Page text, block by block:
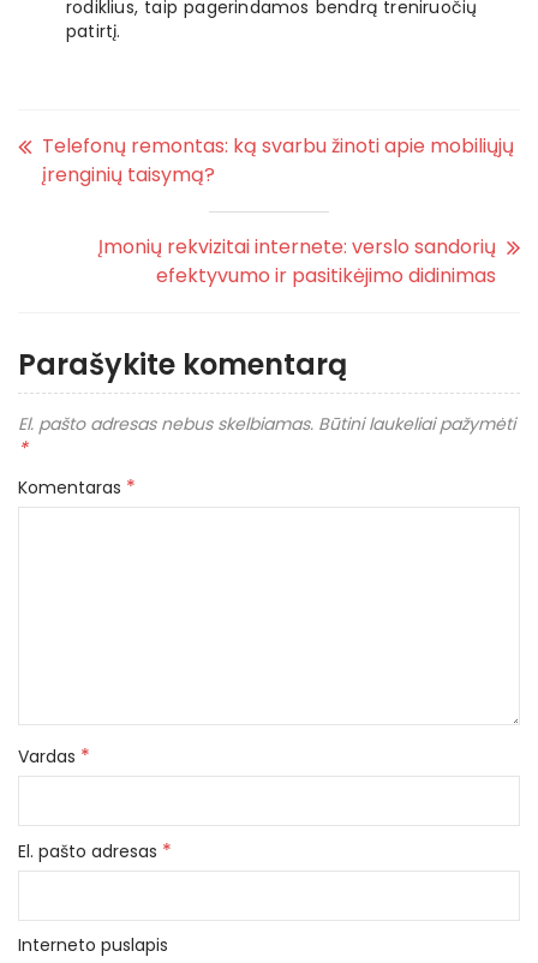
rodiklius, taip pagerindamos bendrą treniruočių
patirtį.
Telefonų remontas: ką svarbu žinoti apie mobiliųjų
įrenginių taisymą?
Įmonių rekvizitai internete: verslo sandorių
efektyvumo ir pasitikėjimo didinimas
Parašykite komentarą
El. pašto adresas nebus skelbiamas. Būtini laukeliai pažymėti
*
Komentaras *
Vardas *
El. pašto adresas *
Interneto puslapis